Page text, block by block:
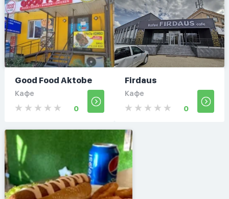
Good Food Aktobe
Кафе
0
Firdaus
Кафе
0